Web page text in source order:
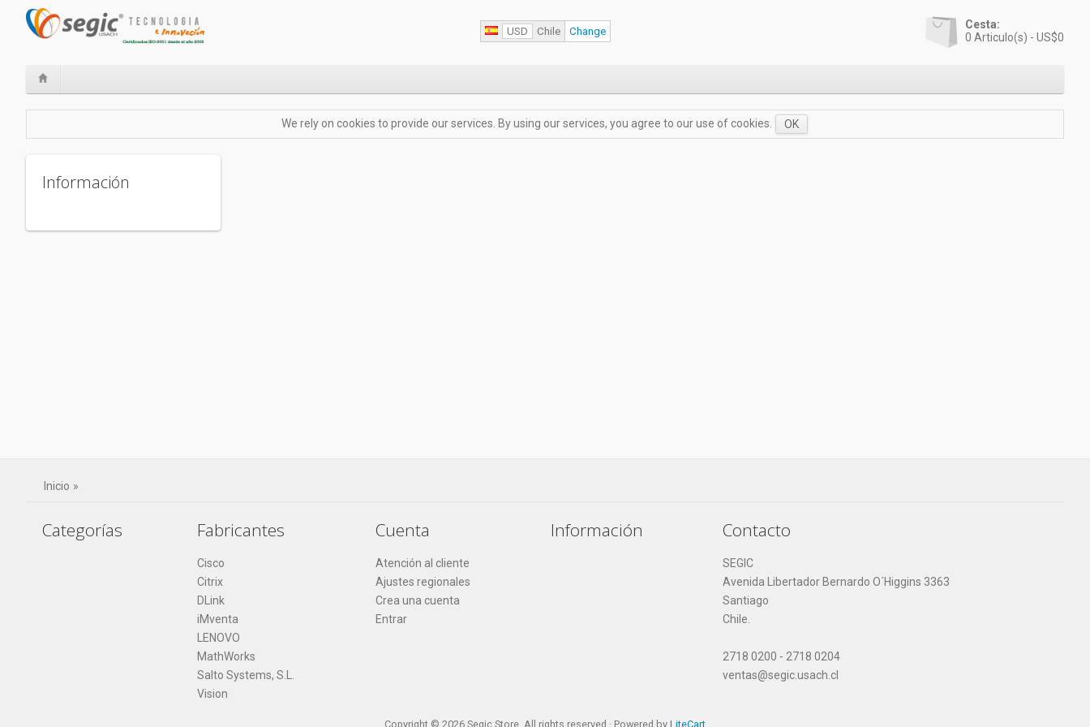
USD Chile Change
Cesta:
0 Articulo(s) - US$0
We rely on cookies to provide our services. By using our services, you agree to our use of cookies. OK
Información
Inicio »
Categorías Fabricantes
Cisco
Citrix
DLink
iMventa
LENOVO
MathWorks
Salto Systems, S.L.
Vision
Cuenta
Atención al cliente
Ajustes regionales
Crea una cuenta
Entrar
Información Contacto
SEGIC
Avenida Libertador Bernardo O´Higgins 3363
Santiago
Chile.
2718 0200 - 2718 0204
ventas@segic.usach.cl
Copyright © 2026 Segic Store. All rights reserved · Powered by LiteCart